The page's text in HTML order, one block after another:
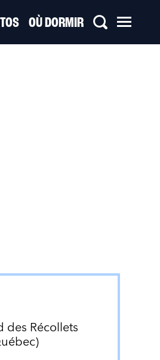
OÙ DORMIR
des Récollets